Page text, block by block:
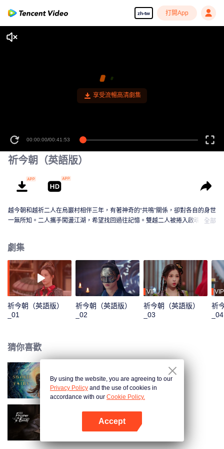
zh-tw 打開App
享受流暢高清劇集
00:00:00/00:41:53
祈今朝（英語版）
越今朝和越祈二人在烏巖村相伴三年，有著神奇的“共鳴”關係，卻對各自的身世
一無所知。二人攜手闖盪江湖，希望找回過往記憶。雙越二人被捲入啟魂聖宗
言、千年狼妖閒卿、顧寒江和明繡師徒以及居十方等一眾江湖人士，二人的真
實身份也逐漸揭開。正武盟、啟魂聖宗、衡道眾、禺妖族，幾大勢力接踵而
至，誰才是真正的幕後設局人？計中有計，局中有局，不惜捨身改命，只為今
朝再聚。
全部
劇集
祈今朝（英語版）
_01
祈今朝（英語版）
_02
VIP
祈今朝（英語版）
_03
VIP
祈
_04
猜你喜歡
祈今朝
折腰（英語版）
By using the website, you are agreeing to our
Privacy Policy and the use of cookies in
accordance with our Cookie Policy.
Accept